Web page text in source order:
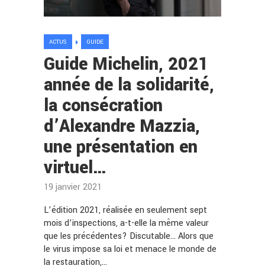
ACTUS GUIDE
Guide Michelin, 2021
année de la solidarité,
la consécration
d’Alexandre Mazzia,
une présentation en
virtuel…
19 janvier 2021
L’édition 2021, réalisée en seulement sept
mois d’inspections, a-t-elle la même valeur
que les précédentes? Discutable… Alors que
le virus impose sa loi et menace le monde de
la restauration,…